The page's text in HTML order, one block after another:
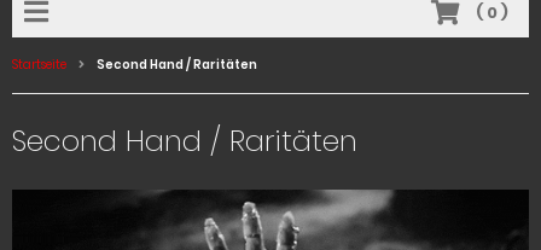
( 0)
Startseite Second Hand / Raritäten
Second Hand / Raritäten